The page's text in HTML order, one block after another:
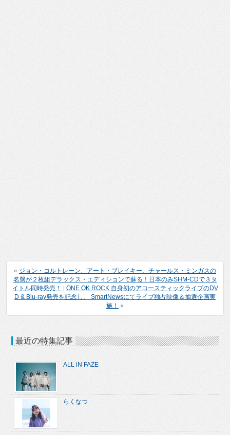
« ジョン・コルトレーン、アート・ブレイキー、チャールス・ミンガスの
名盤が２枚組デラックス・エディションで蘇る！日本のみSHM-CDで３タ
イトル同時発売！
ONE OK ROCK 自身初のアコースティックライブのDV
D & Blu-ray発売を記念し、 SmartNewsにてライブ独占映像＆抽選企画実
施！ »
最近の特集記事
ALL iN FAZE
らくなつ